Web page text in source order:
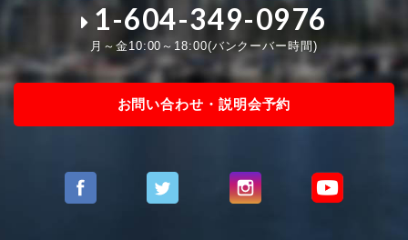
1-604-349-0976
月～金10:00～18:00(バンクーバー時間)
お問い合わせ・説明会予約